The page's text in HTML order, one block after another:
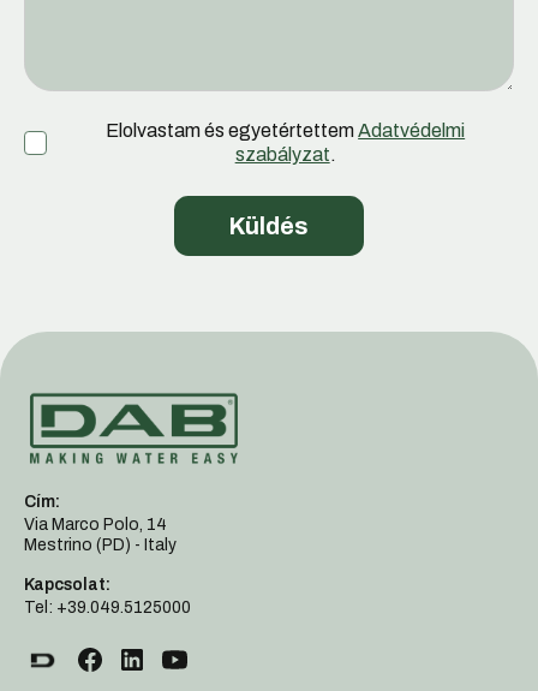
Elolvastam és egyetértettemAdatvédelmi
szabályzat.
Cím:
Via Marco Polo, 14
Mestrino (PD) - Italy
Kapcsolat:
Tel: +39.049.5125000